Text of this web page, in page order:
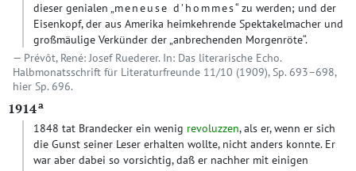
dieser genialen „meneuse d’hommes“ zu werden; und der
Eisenkopf, der aus Amerika heimkehrende Spektakelmacher und
großmäulige Verkünder der „anbrechenden Morgenröte“.
Prévôt, René: Josef Ruederer. In: Das literarische Echo.
Halbmonatsschrift für Literaturfreunde 11/10 (1909), Sp. 693–698,
hier Sp. 696.
1914a
1848 tat Brandecker ein wenig revoluzzen, als er, wenn er sich
die Gunst seiner Leser erhalten wollte, nicht anders konnte. Er
war aber dabei so vorsichtig, daß er nachher mit einigen